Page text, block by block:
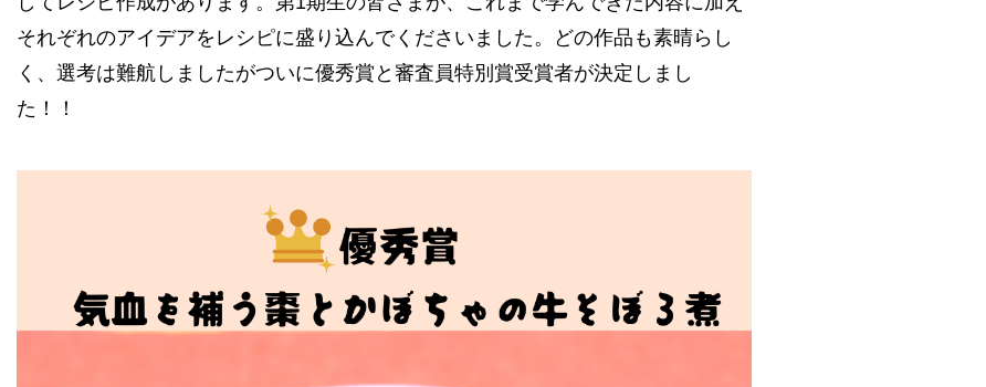
それぞれのアイデアをレシピに盛り込んでくださいました。どの作品も素晴らし
く、選考は難航しましたがついに優秀賞と審査員特別賞受賞者が決定しまし
た！！